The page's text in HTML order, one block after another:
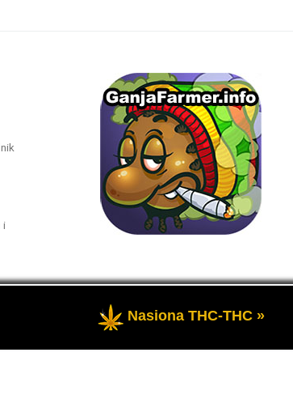
i
- Marihuana THC i rośliny konopi oraz
Nasiona THC-THC »